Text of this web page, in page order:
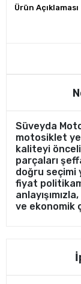
Ürün Açıklaması
Süveyda
motosiklet
kaliteyi
parçaları
doğru seçimi
fiyat
ve ekonomik